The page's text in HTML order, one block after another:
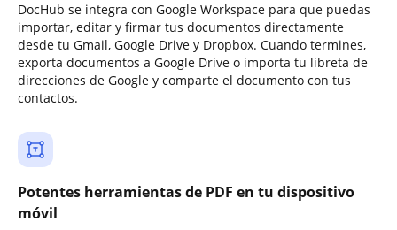
DocHub se integra con Google Workspace para que puedas
importar, editar y firmar tus documentos directamente
desde tu Gmail, Google Drive y Dropbox. Cuando termines,
exporta documentos a Google Drive o importa tu libreta de
direcciones de Google y comparte el documento con tus
contactos.
Potentes herramientas de PDF en tu dispositivo
móvil